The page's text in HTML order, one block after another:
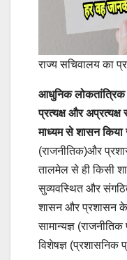
राज्य सचिवालय का
आधुनिक लोकतांत्रिक
प्रत्यक्ष और अप्रत्यक्ष
माध्यम से शासन किया
(राजनीतिक)और
तालमेल से ही किसी
सुव्यवस्थित और
शासन और प्रशासन
सामान्यज्ञ
विशेषज्ञ (प्रशासनिक